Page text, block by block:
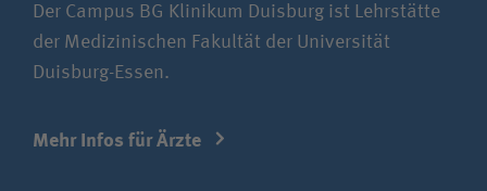
Der Campus BG Klinikum Duisburg ist Lehrstätte
der Medizinischen Fakultät der Universität
Duisburg-Essen.
Mehr Infos für Ärzte